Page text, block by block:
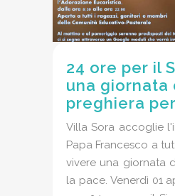
24 ore per il
una giornata
preghiera
Villa Sora accoglie
Papa Francesco a
vivere una giornata
la pace. Venerdì 01